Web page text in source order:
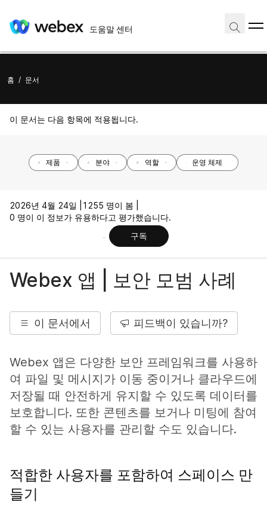
도움말 센터
홈 / 문서
이 문서는 다음 항목에 적용됩니다.
제품 분야 역할 운영 체제
2026년 4월 24일 |
1255 명이 봄 |
0 명이 이 정보가 유용하다고 평가했습니다.
구독
Webex 앱 | 보안 모범 사례
이 문서에서 피드백이 있습니까?
Webex 앱은 다양한 보안 프레임워크를 사용하
여 파일 및 메시지가 이동 중이거나 클라우드에
저장될 때 안전하게 유지할 수 있도록 데이터를
보호합니다. 또한 콘텐츠를 보거나 미팅에 참여
할 수 있는 사용자를 관리할 수도 있습니다.
적합한 사용자를 포함하여 스페이스 만
들기